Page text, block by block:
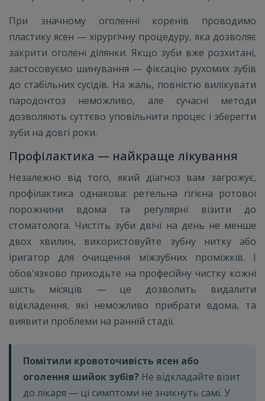
При значному оголенні коренів проводимо
пластику ясен — хірургічну процедуру, яка дозволяє
закрити оголені ділянки. Якщо зуби вже розхитані,
застосовуємо шинування — фіксацію рухомих зубів
до стабільних сусідів. На жаль, повністю вилікувати
пародонтоз неможливо, але сучасні методи
дозволяють суттєво уповільнити процес і зберегти
зуби на довгі роки.
Профілактика — найкраще лікування
Незалежно від того, який діагноз вам загрожує,
профілактика однакова: ретельна гігієна ротової
порожнини вдома та регулярні візити до
стоматолога. Чистіть зуби двічі на день не менше
двох хвилин, використовуйте зубну нитку або
іригатор для очищення міжзубних проміжків. І
обов'язково приходьте на професійну чистку кожні
шість місяців — це дозволить видалити
відкладення, які неможливо прибрати вдома, та
виявити проблеми на ранній стадії.
Помітили кровоточивість ясен або
оголення шийок зубів? Не відкладайте візит
до лікаря — ці симптоми не зникнуть самі. У